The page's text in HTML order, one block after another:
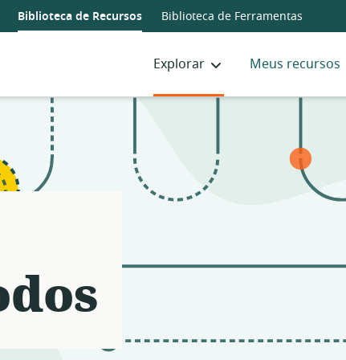
Biblioteca de Recursos Biblioteca de Ferramentas
Explorar Meus recursos
Notifications
21
filters
Resource